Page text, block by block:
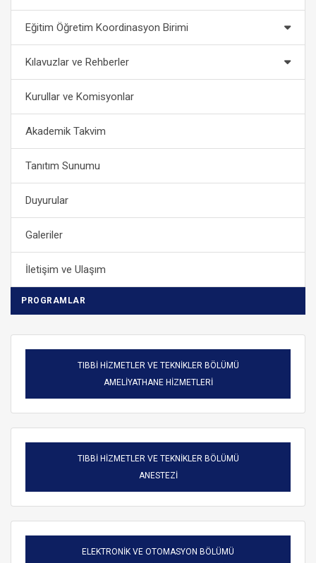
Eğitim Öğretim Koordinasyon Birimi
Kılavuzlar ve Rehberler
Kurullar ve Komisyonlar
Akademik Takvim
Tanıtım Sunumu
Duyurular
Galeriler
İletişim ve Ulaşım
PROGRAMLAR
TIBBİ HİZMETLER VE TEKNİKLER BÖLÜMÜ
AMELİYATHANE HİZMETLERİ
TIBBİ HİZMETLER VE TEKNİKLER BÖLÜMÜ
ANESTEZİ
ELEKTRONİK VE OTOMASYON BÖLÜMÜ